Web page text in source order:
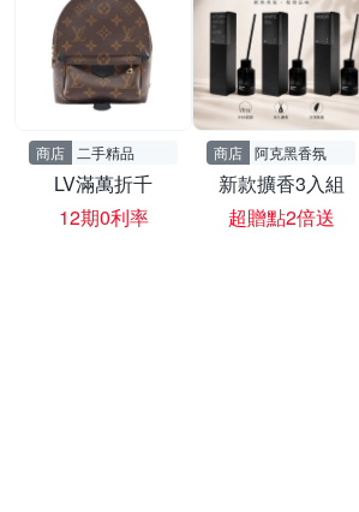
商店 二手精品
LV滿萬折千
12期0利率
商店 阿克黑香氛
新款擴香3入組
超贈點2倍送